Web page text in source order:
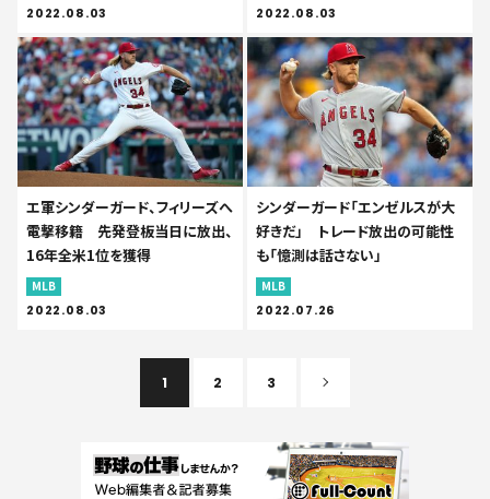
2022.08.03 2022.08.03
エ軍シンダーガード、フィリーズへ
電撃移籍 先発登板当日に放出、
16年全米1位を獲得
MLB
2022.08.03
シンダーガード「エンゼルスが大
好きだ」 トレード放出の可能性
も「憶測は話さない」
MLB
2022.07.26
1 2 3